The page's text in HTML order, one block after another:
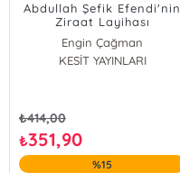
Abdullah Şefik Efendi'nin
Ziraat Layihası
Engin Çağman
KESİT YAYINLARI
₺414,00
₺351,90
%15